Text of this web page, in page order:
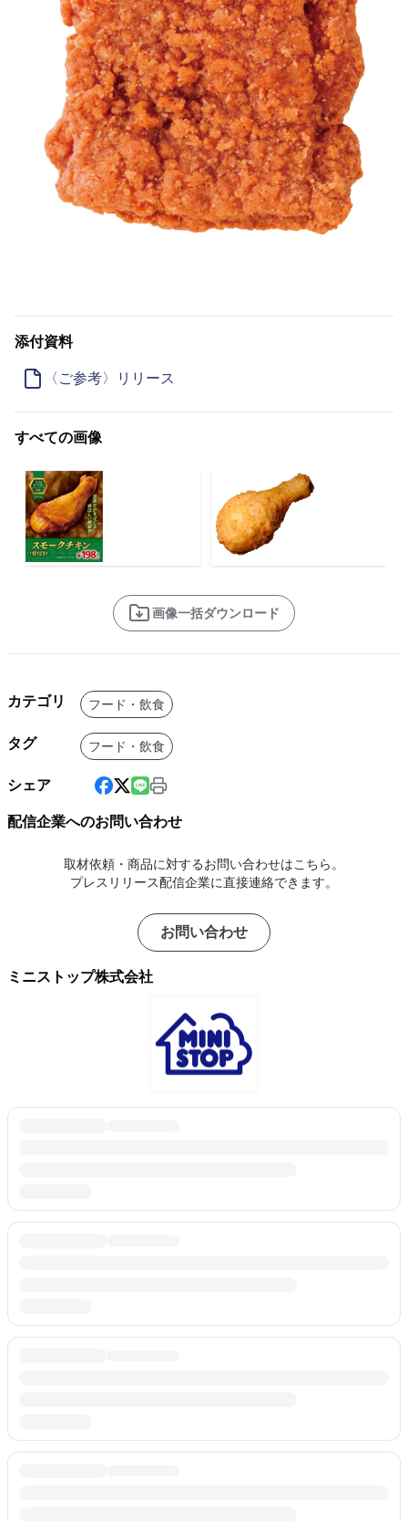
添付資料
〈ご参考〉リリース
すべての画像
画像一括ダウンロード
カテゴリ フード・飲食
タグ フード・飲食
シェア
配信企業へのお問い合わせ
取材依頼・商品に対するお問い合わせはこちら。
プレスリリース配信企業に直接連絡できます。
お問い合わせ
ミニストップ株式会社